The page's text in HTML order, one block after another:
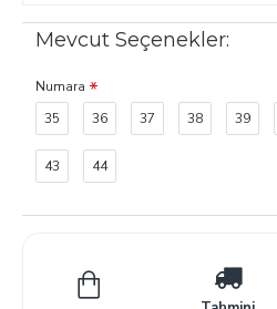
Mevcut Seçenekler:
Numara
35
36 37 38 39
43 44